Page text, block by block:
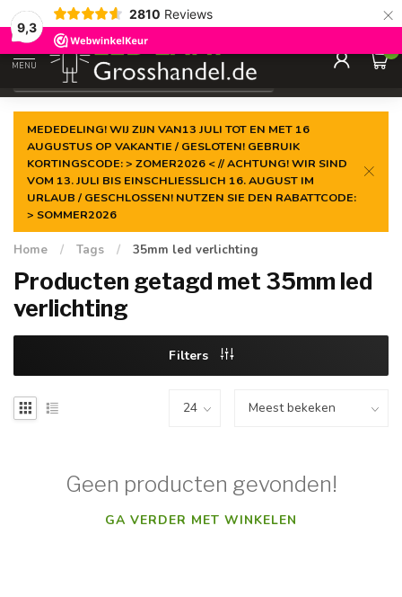
9,3
2810 Reviews ×
Gegarandeerde delaagste prijs
MENU
0
MEDEDELING! WIJ ZIJN VAN13 JULI TOT EN MET 16
AUGUSTUS OP VAKANTIE / GESLOTEN! GEBRUIK
KORTINGSCODE: > ZOMER2026 < // ACHTUNG! WIR SIND
VOM 13. JULI BIS EINSCHLIESSLICH 16. AUGUST IM
URLAUB / GESCHLOSSEN! NUTZEN SIE DEN RABATTCODE:
> SOMMER2026
Home / Tags / 35mm led verlichting
Producten getagd met 35mm led
verlichting
Filters
Geen producten gevonden!
GA VERDER MET WINKELEN